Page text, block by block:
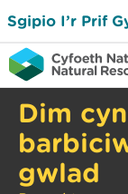
Sgipio I’r Prif
Dim
gwlad